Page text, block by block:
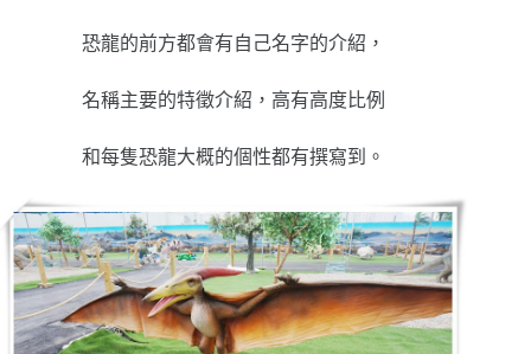
恐龍的前方都會有自己名字的介紹，
名稱主要的特徵介紹，高有高度比例
和每隻恐龍大概的個性都有撰寫到。